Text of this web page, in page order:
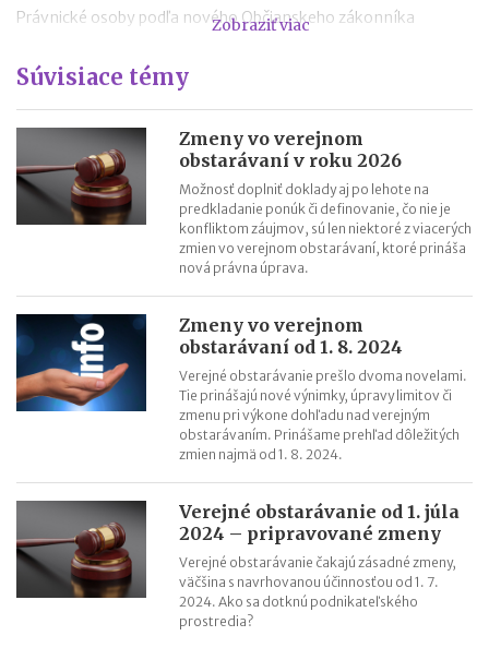
Právnické osoby podľa nového Občianskeho zákonníka
Štátni zamestnanci môžu od 1. októbra 2025 podnikať
Novela zákona o ochrane spotrebiteľa účinná od roku 2026
Reklamácia letného tábora
Zmeny v živnostenskom zákone od 1. 4. 2025
Zobraziť viac
Súvisiace témy
Zmeny vo verejnom
obstarávaní v roku 2026
Možnosť doplniť doklady aj po lehote na
predkladanie ponúk či definovanie, čo nie je
konfliktom záujmov, sú len niektoré z viacerých
zmien vo verejnom obstarávaní, ktoré prináša
nová právna úprava.
Zmeny vo verejnom
obstarávaní od 1. 8. 2024
Verejné obstarávanie prešlo dvoma novelami.
Tie prinášajú nové výnimky, úpravy limitov či
zmenu pri výkone dohľadu nad verejným
obstarávaním. Prinášame prehľad dôležitých
zmien najmä od 1. 8. 2024.
Verejné obstarávanie od 1. júla
2024 – pripravované zmeny
Verejné obstarávanie čakajú zásadné zmeny,
väčšina s navrhovanou účinnosťou od 1. 7.
2024. Ako sa dotknú podnikateľského
prostredia?